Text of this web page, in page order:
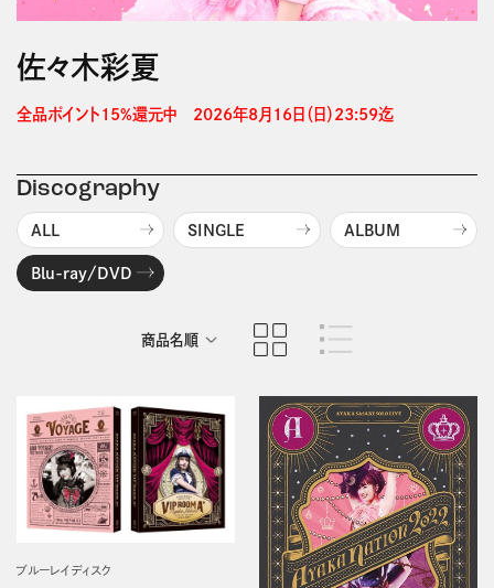
佐々木彩夏
全品ポイント15%還元中　2026年8月16日（日）23:59迄
Discography
ALL SINGLE ALBUM
Blu-ray/DVD
商品名順
ブルーレイディスク